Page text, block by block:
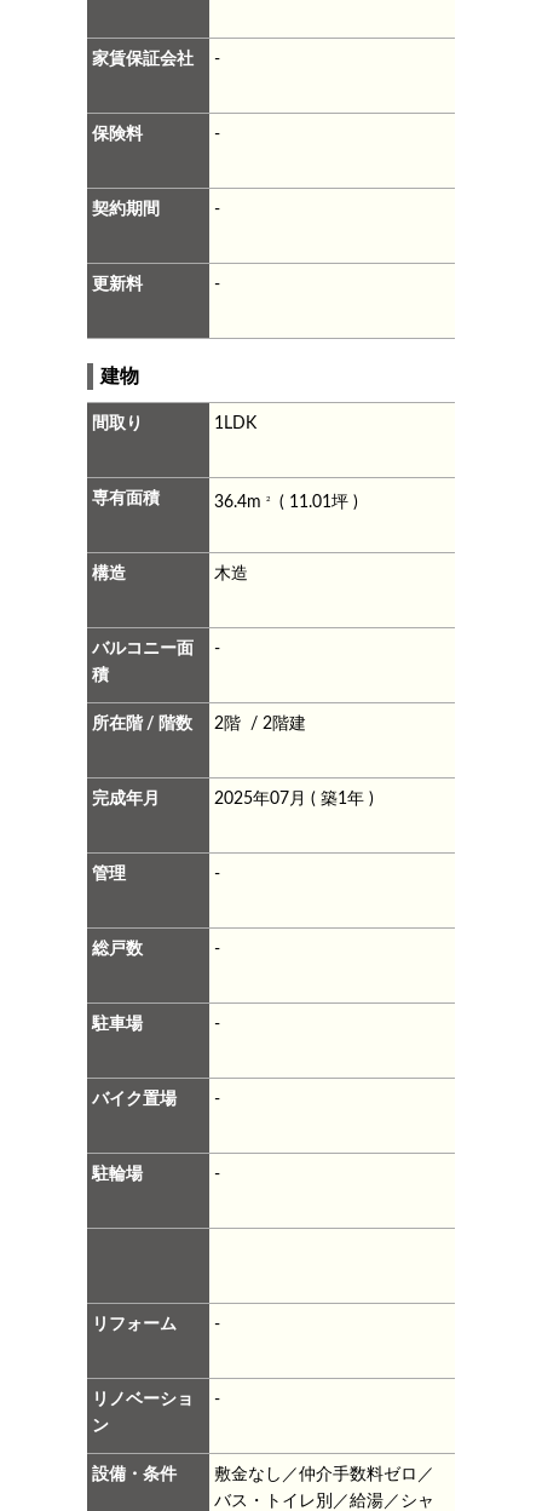
家賃保証会社 -
保険料 -
契約期間 -
更新料 -
建物
間取り 1LDK
専有面積 36.4m2 ( 11.01坪 )
構造 木造
バルコニー面
積
-
所在階 / 階数 2階 / 2階建
完成年月 2025年07月 ( 築1年 )
管理 -
総戸数 -
駐車場 -
バイク置場 -
駐輪場 -
リフォーム -
リノベーショ
ン
-
設備・条件
敷金なし／仲介手数料ゼロ／
バス・トイレ別／給湯／シャ